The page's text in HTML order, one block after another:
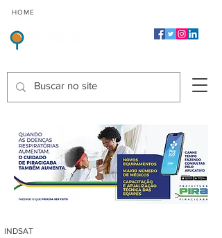
HOME
INDSAT